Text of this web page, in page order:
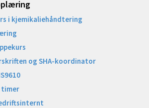
i kjemikaliehåndtering
og SHA-koordinator
timer